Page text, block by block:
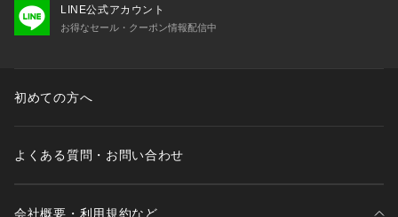
LINE公式アカウント
お得なセール・クーポン情報配信中
初めての方へ
よくある質問・お問い合わせ
会社概要・利用規約など